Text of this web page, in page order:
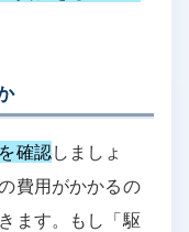
確認しましょ
費用がかかるの
ます。もし「駆